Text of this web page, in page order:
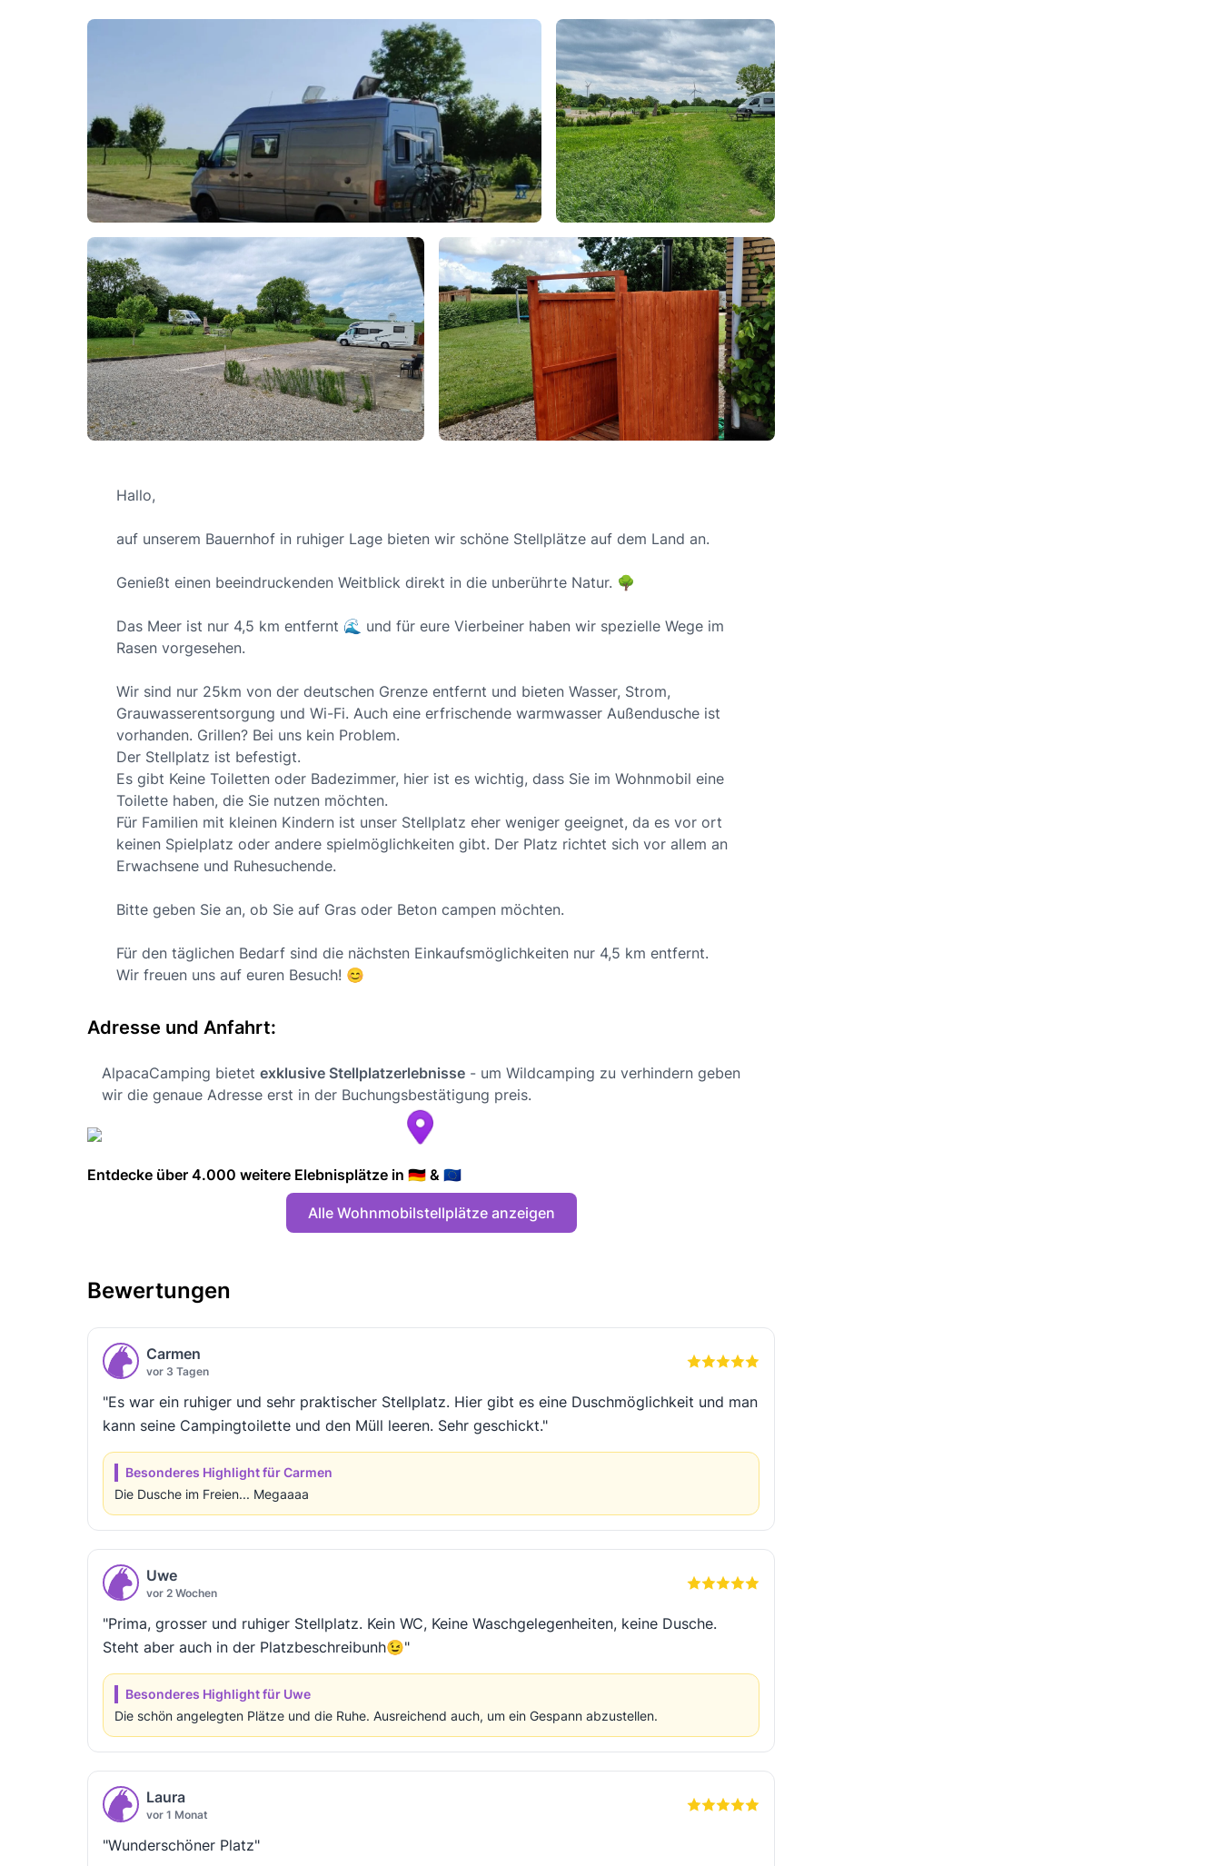
Hallo,
auf unserem Bauernhof in ruhiger Lage bieten wir schöne Stellplätze auf dem Land an.
Genießt einen beeindruckenden Weitblick direkt in die unberührte Natur. 🌳
Das Meer ist nur 4,5 km entfernt 🌊 und für eure Vierbeiner haben wir spezielle Wege im
Rasen vorgesehen.
Wir sind nur 25km von der deutschen Grenze entfernt und bieten Wasser, Strom,
Grauwasserentsorgung und Wi-Fi. Auch eine erfrischende warmwasser Außendusche ist
vorhanden. Grillen? Bei uns kein Problem.
Der Stellplatz ist befestigt.
Es gibt Keine Toiletten oder Badezimmer, hier ist es wichtig, dass Sie im Wohnmobil eine
Toilette haben, die Sie nutzen möchten.
Für Familien mit kleinen Kindern ist unser Stellplatz eher weniger geeignet, da es vor ort
keinen Spielplatz oder andere spielmöglichkeiten gibt. Der Platz richtet sich vor allem an
Erwachsene und Ruhesuchende.
Bitte geben Sie an, ob Sie auf Gras oder Beton campen möchten.
Für den täglichen Bedarf sind die nächsten Einkaufsmöglichkeiten nur 4,5 km entfernt.
Wir freuen uns auf euren Besuch! 😊
Adresse und Anfahrt:
AlpacaCamping bietet exklusive Stellplatzerlebnisse - um Wildcamping zu verhindern geben
wir die genaue Adresse erst in der Buchungsbestätigung preis.
Entdecke über 4.000 weitere Elebnisplätze in 🇩🇪 & 🇪🇺
Alle Wohnmobilstellplätze anzeigen
Bewertungen
Carmen
vor 3 Tagen
"Es war ein ruhiger und sehr praktischer Stellplatz. Hier gibt es eine Duschmöglichkeit und man
kann seine Campingtoilette und den Müll leeren. Sehr geschickt."
Besonderes Highlight für Carmen
Die Dusche im Freien... Megaaaa
Uwe
vor 2 Wochen
"Prima, grosser und ruhiger Stellplatz. Kein WC, Keine Waschgelegenheiten, keine Dusche.
Steht aber auch in der Platzbeschreibunh😉"
Besonderes Highlight für Uwe
Die schön angelegten Plätze und die Ruhe. Ausreichend auch, um ein Gespann abzustellen.
Laura
vor 1 Monat
"Wunderschöner Platz"